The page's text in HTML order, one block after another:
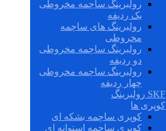
رولبرینگ ساچمه مخروطی
یک ردیفه
رولبرینگ های ساچمه
مخروطی
رولبرینگ ساچمه مخروطی
دو ردیفه
رولبرینگ ساچمه مخروطی
چهار ردیفه
SKF رولبرینگ
کوپری ها
کوپری ساچمه بشکه ای
کوپری ساچمه استوانه ای